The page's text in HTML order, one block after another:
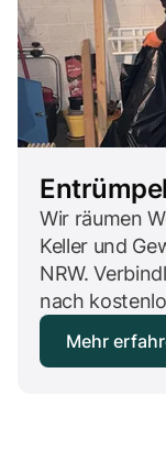
Wir räumen
Keller und
NRW.
nach
Mehr